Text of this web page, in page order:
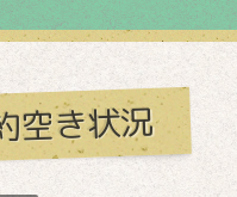
空き状況